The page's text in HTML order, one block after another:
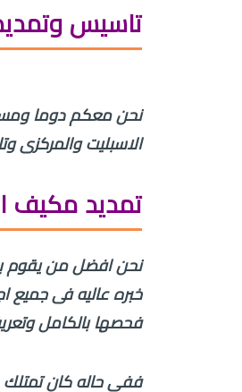
تاسيس
نحن معكم دوما
الاسبليت والمركزى
تمديد مكيف
نحن افضل من يقوم
خبره عاليه فى جميع
فحصها بالكامل
ففي حاله كان تمتلك